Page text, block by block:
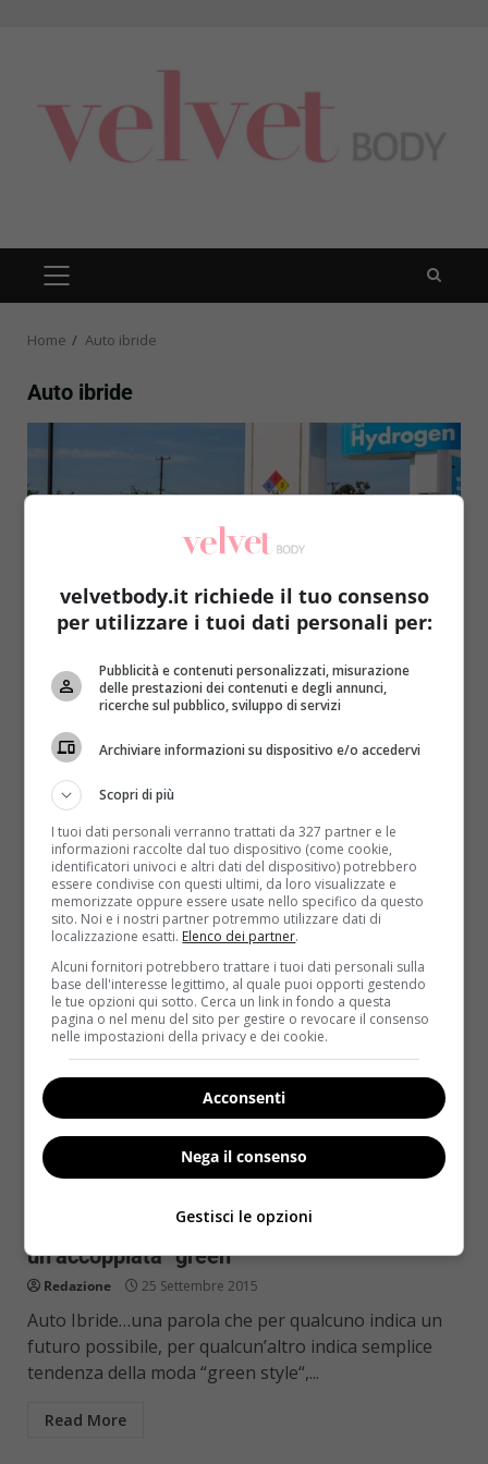
PRIMARY
MENU
Home Auto ibride
Auto ibride
Le auto del futuro sono a idrogeno: Toyota
porta avanti la “rivoluzione” green
Redazione
L’auto? Deve essere sempre più green. Parola di
Toyota, la celebre casa automobilistica giapponese
all’avanguardia nella tecnologia...
Read More
Notizie
Auto ibride e esenzione del bollo:
un’accoppiata “green”
Redazione 25 Settembre 2015
Auto Ibride…una parola che per qualcuno indica un
futuro possibile, per qualcun’altro indica semplice
tendenza della moda “green style“,...
Read More
velvetbody.it richiede il tuo consenso
per utilizzare i tuoi dati personali per:
Pubblicità e contenuti personalizzati, misurazione
delle prestazioni dei contenuti e degli annunci,
ricerche sul pubblico, sviluppo di servizi
Archiviare informazioni su dispositivo e/o accedervi
Scopri di più
I tuoi dati personali verranno trattati da 327 partner e le
informazioni raccolte dal tuo dispositivo (come cookie,
identificatori univoci e altri dati del dispositivo) potrebbero
essere condivise con questi ultimi, da loro visualizzate e
memorizzate oppure essere usate nello specifico da questo
sito. Noi e i nostri partner potremmo utilizzare dati di
localizzazione esatti. Elenco dei partner.
Alcuni fornitori potrebbero trattare i tuoi dati personali sulla
base dell'interesse legittimo, al quale puoi opporti gestendo
le tue opzioni qui sotto. Cerca un link in fondo a questa
pagina o nel menu del sito per gestire o revocare il consenso
nelle impostazioni della privacy e dei cookie.
Acconsenti
Nega il consenso
Gestisci le opzioni